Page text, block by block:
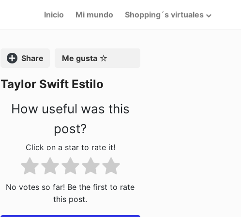
Inicio Mi mundo Shopping´s virtuales
Compartir Me gusta
Taylor Swift Estilo
How useful was this
post?
Click on a star to rate it!
No votes so far! Be the first to rate
this post.